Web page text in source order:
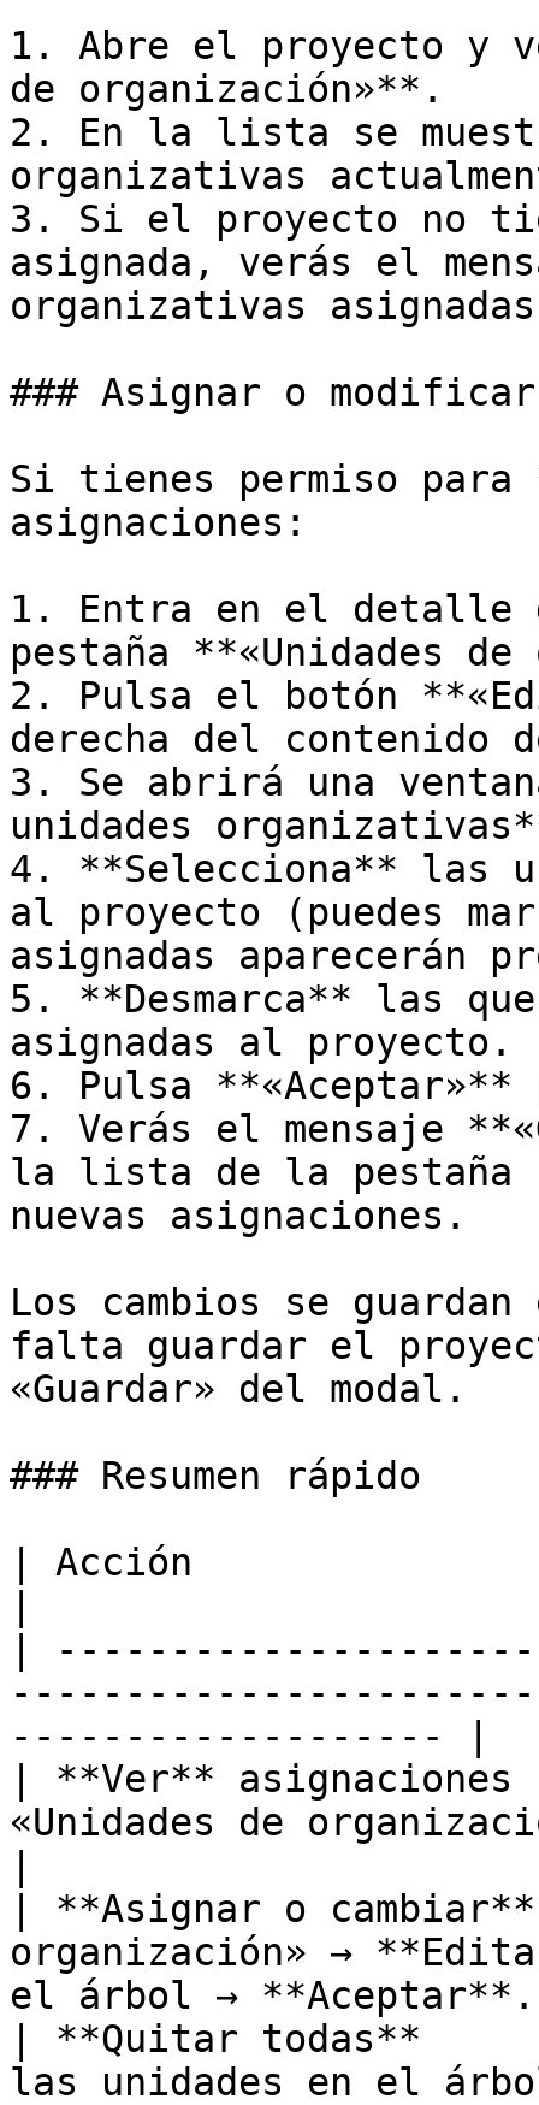
1. Abre el proyecto y
de organización»**.
2. En la lista se
organizativas
3. Si el proyecto no
asignada, verás el
organizativas
### Asignar o
Si tienes permiso
asignaciones:
1. Entra en el detalle
pestaña **«Unidades
2. Pulsa el botón
derecha del contenido
3. Se abrirá una
unidades
4. **Selecciona** las
al proyecto (puedes
asignadas aparecerán
5. **Desmarca** las
asignadas al proyecto.
6. Pulsa **«Aceptar»**
7. Verás el mensaje
la lista de la pestaña
nuevas asignaciones.
Los cambios se guardan
falta guardar el
«Guardar» del modal.
### Resumen rápido
| Acción
|
------------------- |
| **Ver**
«Unidades de
| **Asignar o
organización» →
el árbol →
| **Quitar todas**
las unidades en el